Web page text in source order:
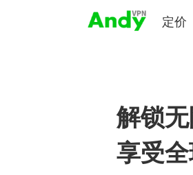
定价
解锁无
享受全